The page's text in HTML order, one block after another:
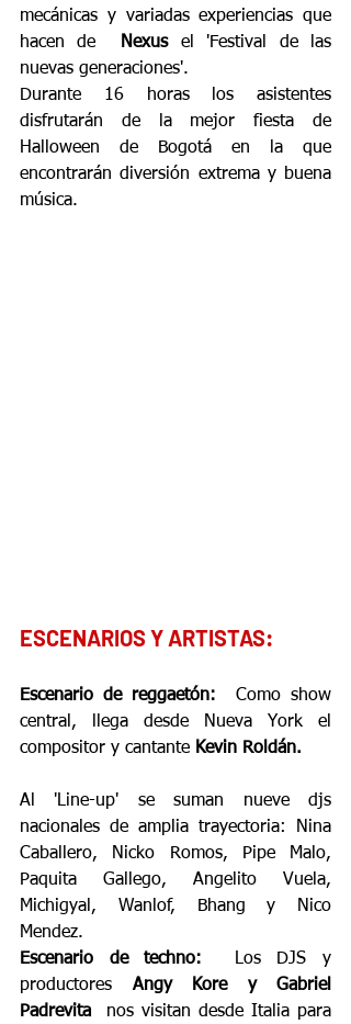
mecánicas y variadas experiencias que
hacen de
Nexus el 'Festival de las
nuevas generaciones'.
Durante 16 horas los asistentes
disfrutarán de la mejor fiesta de
Halloween de Bogotá en la que
encontrarán diversión extrema y buena
música.
ESCENARIOS Y ARTISTAS:
Escenario de reggaetón:
  Como show
central, llega desde Nueva York el
compositor y cantante Kevin Roldán.
Al 'Line-up' se suman nueve djs
nacionales de amplia trayectoria: Nina
Caballero, Nicko Romos, Pipe Malo,
Paquita Gallego, Angelito Vuela,
Michigyal, Wanlof, Bhang y Nico
Mendez.
Escenario de techno:
  Los DJS y
productores Angy Kore y Gabriel
Padrevita
  nos visitan desde Italia para